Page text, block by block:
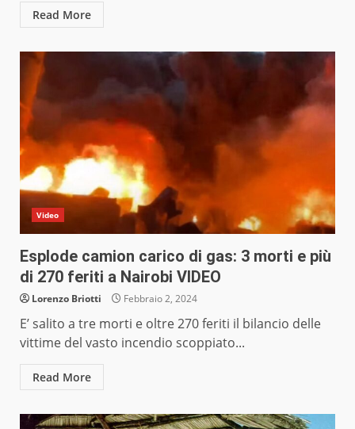
Read More
Video
Esplode camion carico di gas: 3 morti e più
di 270 feriti a Nairobi VIDEO
Lorenzo Briotti Febbraio 2, 2024
E’ salito a tre morti e oltre 270 feriti il bilancio delle
vittime del vasto incendio scoppiato...
Read More